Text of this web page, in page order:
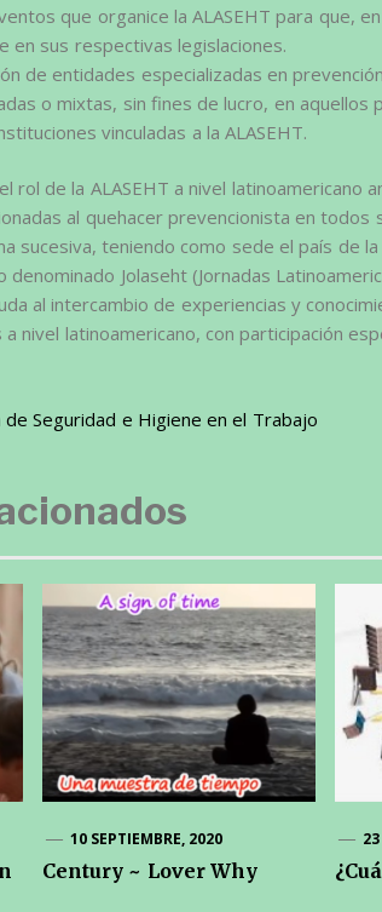
que organice la ALASEHT para que,
en sus respectivas legislaciones.
de entidades especializadas en
o mixtas, sin fines de lucro, en aquellos
vinculadas a la ALASEHT.
rol de la ALASEHT a nivel latinoamericano
al quehacer prevencionista en todos
sucesiva, teniendo como sede el país de
Jolaseht (Jornadas
al intercambio de experiencias y
nivel latinoamericano, con participación
de Seguridad e Higiene en el Trabajo
10 SEPTIEMBRE, 2020
Century ~ Lover Why